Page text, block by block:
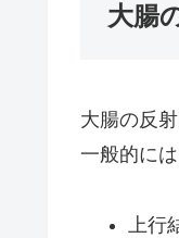
大腸
大腸の反射
一般的には
上行